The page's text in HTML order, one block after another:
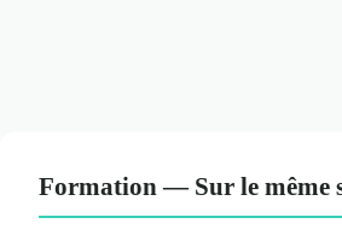
Formation — Sur le même